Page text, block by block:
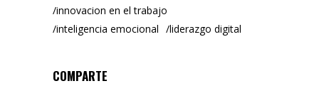
innovacion en el trabajo
inteligencia emocional
liderazgo digital
COMPARTE